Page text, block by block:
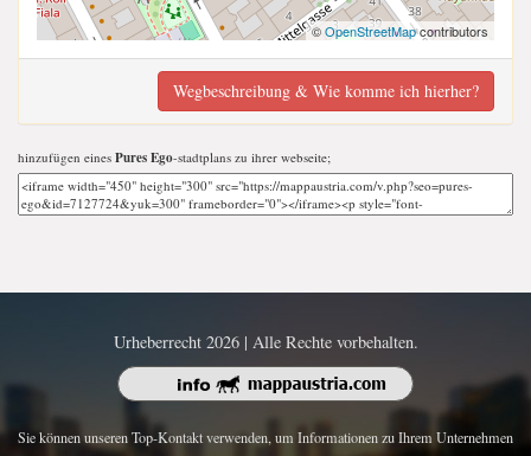
©OpenStreetMapcontributors
Wegbeschreibung & Wie komme ich hierher?
hinzufügen eines Pures Ego-stadtplans zu ihrer webseite;
Urheberrecht 2026 | Alle Rechte vorbehalten.
Sie können unseren Top-Kontakt verwenden, um Informationen zu Ihrem Unternehmen